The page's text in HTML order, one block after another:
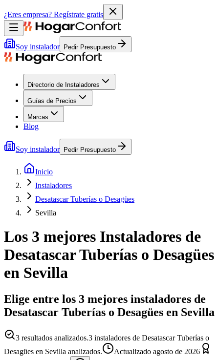
¿Eres empresa? Regístrate gratis
Soy instalador Pedir Presupuesto
Directorio de Instaladores
Guías de Precios
Marcas
Blog
Soy instalador Pedir Presupuesto
Inicio
Instaladores
Desatascar Tuberías o Desagües
Sevilla
Los 3 mejores Instaladores de
Desatascar Tuberías o Desagües
en Sevilla
Elige entre los 3 mejores instaladores de
Desatascar Tuberías o Desagües en Sevilla
3 resultados analizados.3 instaladores de Desatascar Tuberías o
Desagües en Sevilla analizados.
Actualizado agosto de 2026